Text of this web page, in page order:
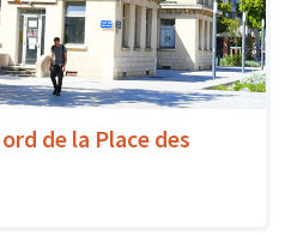
de la Place des